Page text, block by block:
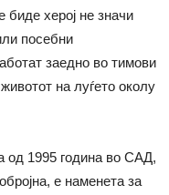
биде херој не значи
посебни
заедно во тимови
на луѓето околу
од 1995 година во САД,
е наменета за